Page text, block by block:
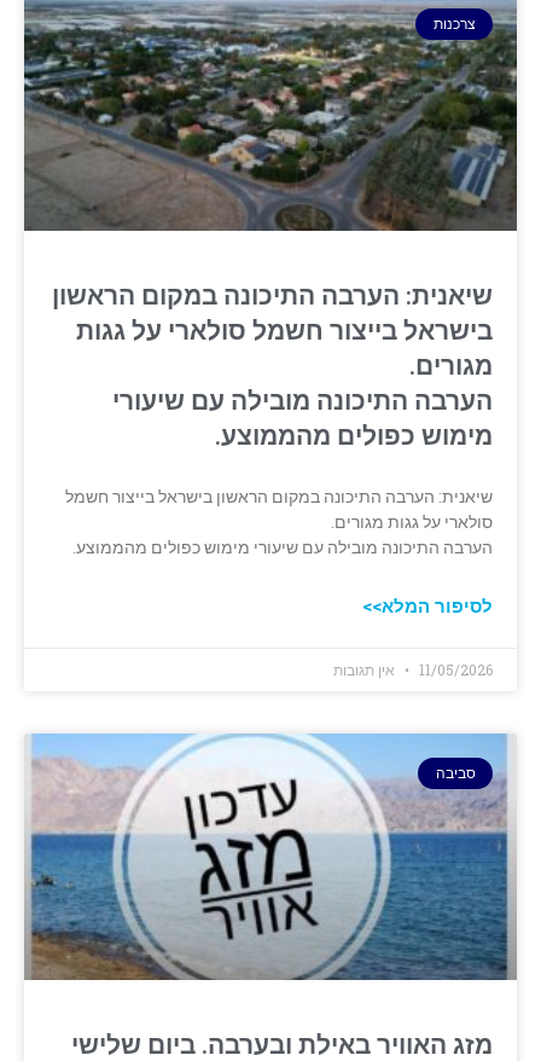
צרכנות
שיאנית: הערבה התיכונה במקום הראשון
בישראל בייצור חשמל סולארי על גגות
מגורים.
הערבה התיכונה מובילה עם שיעורי
מימוש כפולים מהממוצע.
שיאנית: הערבה התיכונה במקום הראשון בישראל בייצור חשמל
סולארי על גגות מגורים.
הערבה התיכונה מובילה עם שיעורי מימוש כפולים מהממוצע.
לסיפור המלא>>
11/05/2026 אין תגובות
סביבה
מזג האוויר באילת ובערבה. ביום שלישי